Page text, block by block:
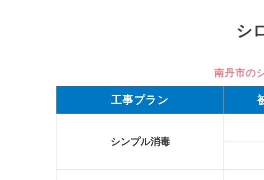
シ
南丹市の
工事プラン
シンプル消毒